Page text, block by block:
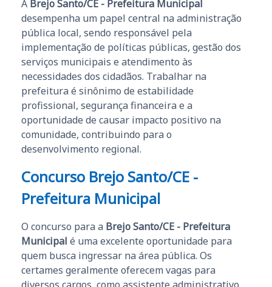
A Brejo Santo/CE - Prefeitura Municipal
desempenha um papel central na administração
pública local, sendo responsável pela
implementação de políticas públicas, gestão dos
serviços municipais e atendimento às
necessidades dos cidadãos. Trabalhar na
prefeitura é sinônimo de estabilidade
profissional, segurança financeira e a
oportunidade de causar impacto positivo na
comunidade, contribuindo para o
desenvolvimento regional.
Concurso Brejo Santo/CE -
Prefeitura Municipal
O concurso para a Brejo Santo/CE - Prefeitura
Municipal é uma excelente oportunidade para
quem busca ingressar na área pública. Os
certames geralmente oferecem vagas para